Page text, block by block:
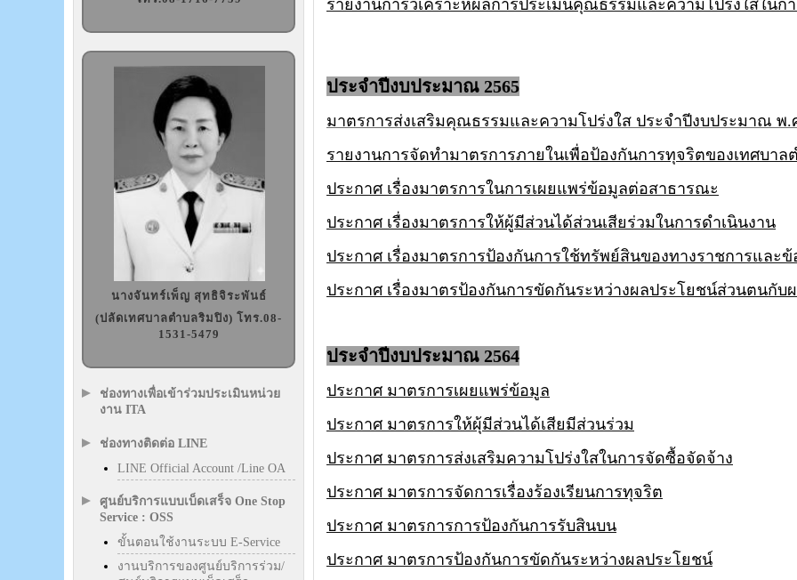
นางจันทร์เพ็ญ สุทธิจิระพันธ์
(ปลัดเทศบาลตำบลริมปิง) โทร.08-
1531-5479
ช่องทางเพื่อเข้าร่วมประเมินหน่วย
งาน ITA
ช่องทางติดต่อ LINE
LINE Official Account /Line OA
ศูนย์บริการแบบเบ็ดเสร็จ One Stop
Service : OSS
ขั้นตอนใช้งานระบบ E-Service
งานบริการของศูนย์บริการร่วม/
รายงานการวิเคราะห์ผลการประเมินคุณธรรมและความโปร่งใสในก
ประจำปีงบประมาณ 2565
มาตรการส่งเสริมคุณธรรมและความโปร่งใส ประจำปีงบประมาณ พ.
รายงานการจัดทำมาตรการภายในเพื่อป้องกันการทุจริตของเทศบาล
ประกาศ เรื่องมาตรการในการเผยแพร่ข้อมูลต่อสาธารณะ
ประกาศ เรื่องมาตรการให้ผู้มีส่วนได้ส่วนเสียร่วมในการดำเนินงาน
ประกาศ เรื่องมาตรการป้องกันการใช้ทรัพย์สินของทางราชการและข้
ประกาศ เรื่องมาตรป้องกันการขัดกันระหว่างผลประโยชน์ส่วนตนกับ
ประจำปีงบประมาณ 2564
ประกาศ มาตรการเผยแพร่ข้อมูล
ประกาศ มาตรการให้ผุ้มีส่วนได้เสียมีส่วนร่วม
ประกาศ มาตรการส่งเสริมความโปร่งใสในการจัดซื้อจัดจ้าง
ประกาศ มาตรการจัดการเรื่องร้องเรียนการทุจริต
ประกาศ มาตรการการป้องกันการรับสินบน
ประกาศ มาตรการป้องกันการขัดกันระหว่างผลประโยชน์